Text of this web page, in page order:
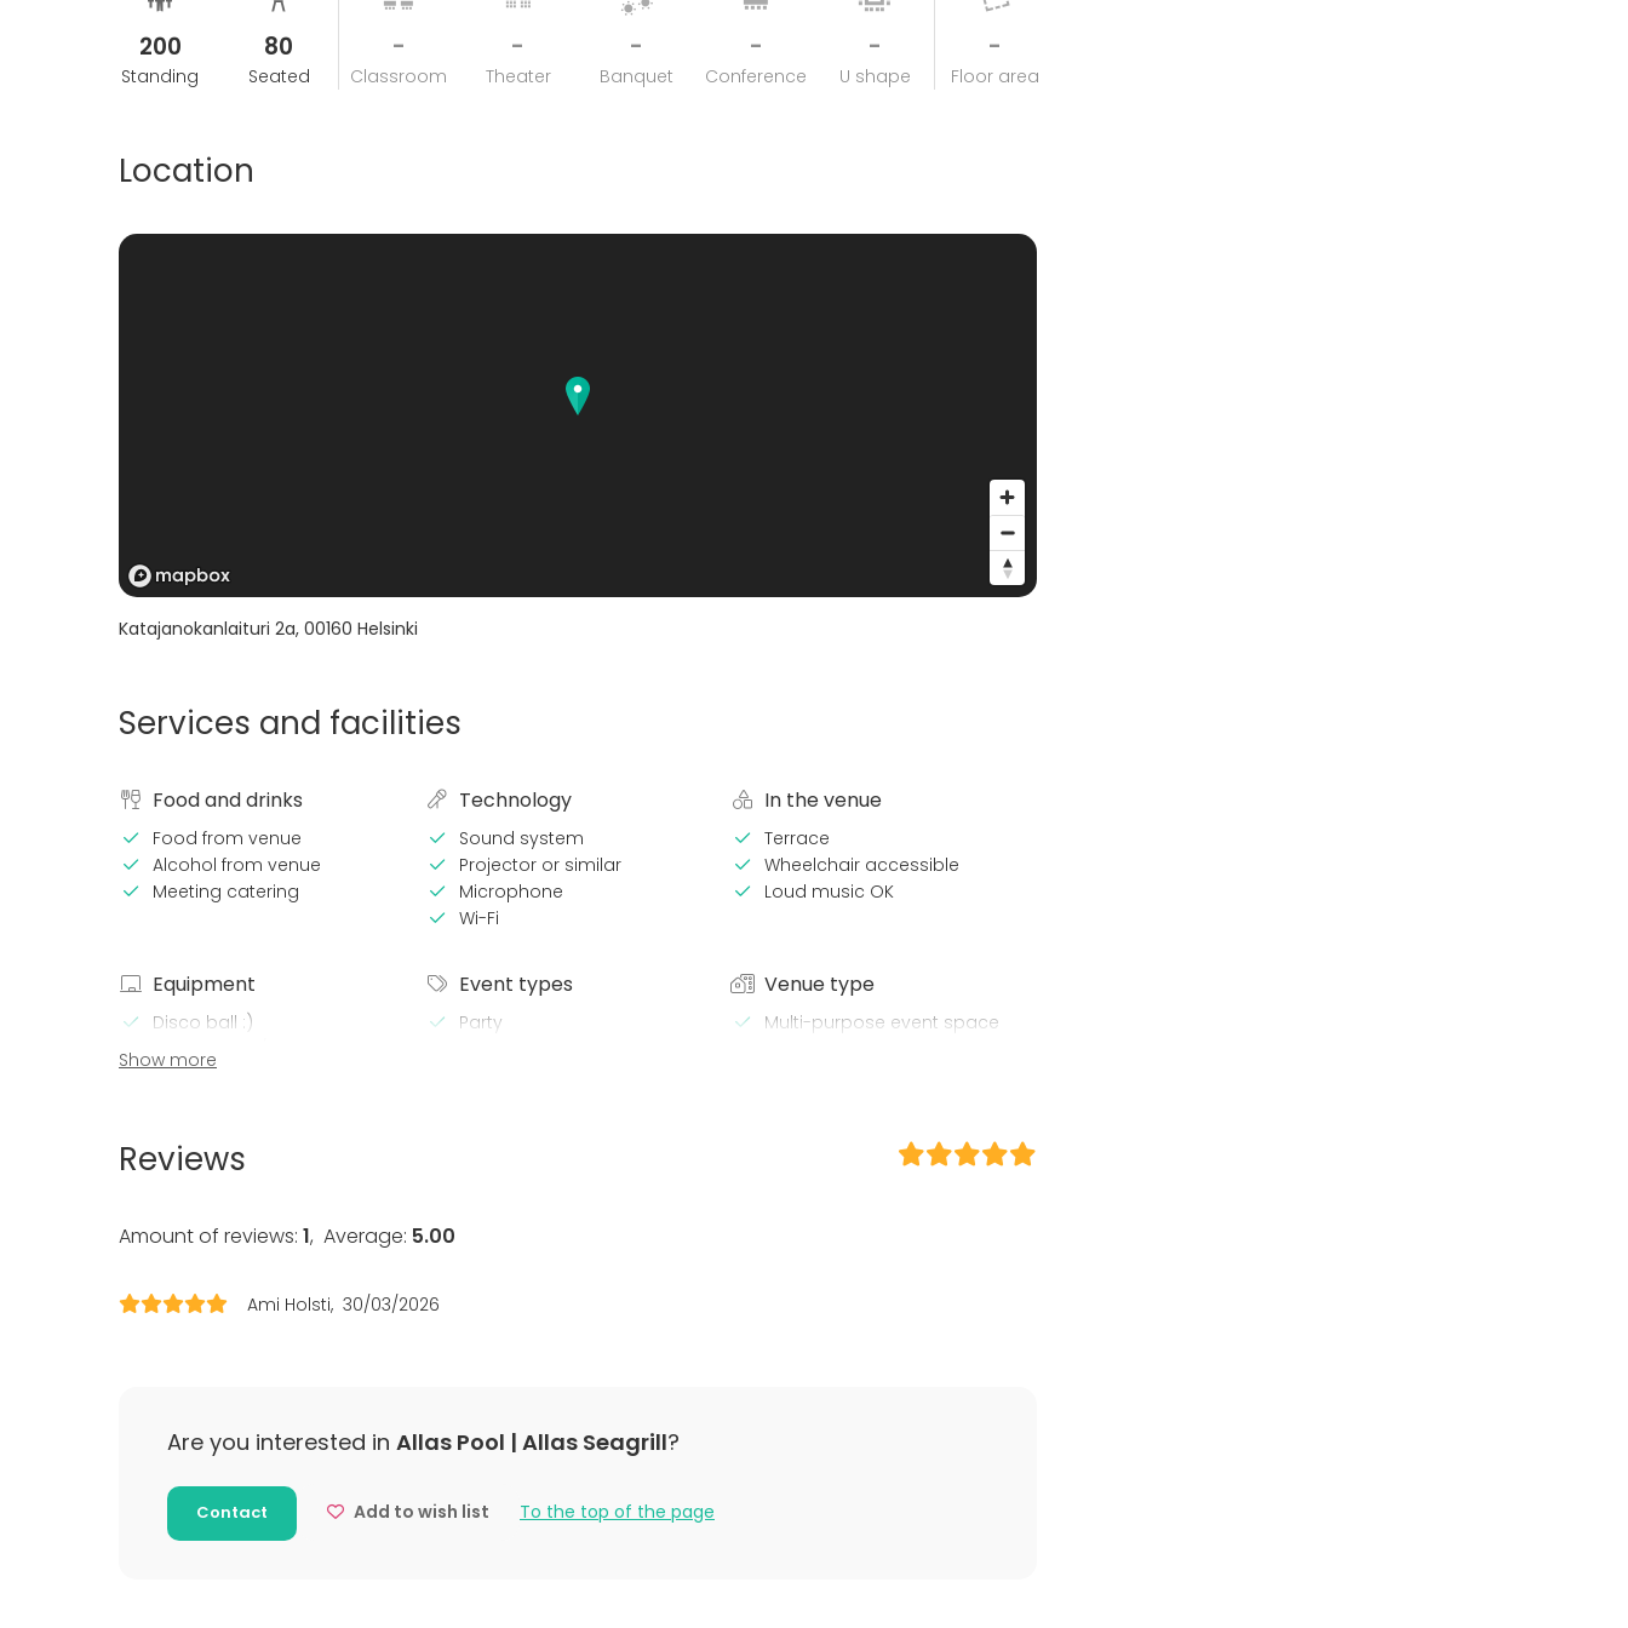
200
Standing
80
Seated
-
Classroom
-
Theater
-
Banquet
-
Conference
-
U shape
-
Floor area
Location
Katajanokanlaituri 2a, 00160 Helsinki
Services and facilities
Food and drinks
Food from venue
Alcohol from venue
Meeting catering
Technology
Sound system
Projector or similar
Microphone
Wi-Fi
In the venue
Terrace
Wheelchair accessible
Loud music OK
Equipment
Disco ball :)
Dinnerware
Event types
Party
Venue type
Multi-purpose event space
Rooftop terrace
Additional information about activities
Voit yhdistää tilaisuuteen myös saunomista ja uimista.
Show more
Reviews
Amount of reviews: 1, Average: 5.00
Ami Holsti 30/03/2026
Are you interested in Allas Pool | Allas Seagrill?
Contact Add to wish list To the top of the page